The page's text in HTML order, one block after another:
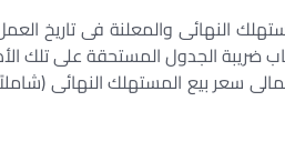
النهائى والمعلنة فى تاريخ
ضريبة الجدول المستحقة على تلك
سعر بيع المستهلك النهائى